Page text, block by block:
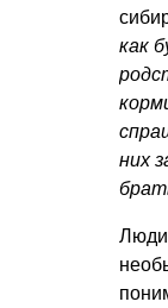
как
них